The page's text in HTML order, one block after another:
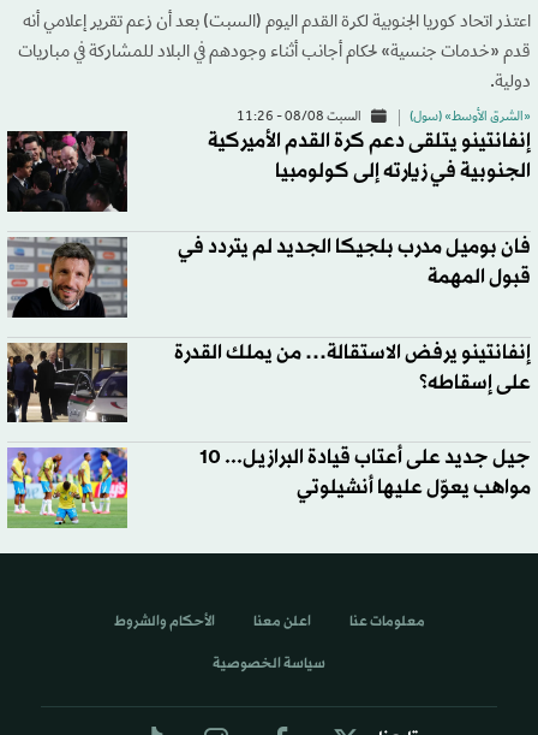
اعتذر اتحاد كوريا الجنوبية لكرة القدم اليوم (السبت) بعد أن زعم تقرير إعلامي أنه
قدم «خدمات جنسية» لحكام أجانب أثناء وجودهم في البلاد للمشاركة في مباريات
دولية.
«الشرق الأوسط» (سول) السبت 08/08 - 11:26
إنفانتينو يتلقى دعم كرة القدم الأميركية
الجنوبية في زيارته إلى كولومبيا
فان بوميل مدرب بلجيكا الجديد لم يتردد في
قبول المهمة
إنفانتينو يرفض الاستقالة… من يملك القدرة
على إسقاطه؟
جيل جديد على أعتاب قيادة البرازيل... 10
مواهب يعوّل عليها أنشيلوتي
معلومات عنا اعلن معنا الأحكام والشروط
سياسة الخصوصية